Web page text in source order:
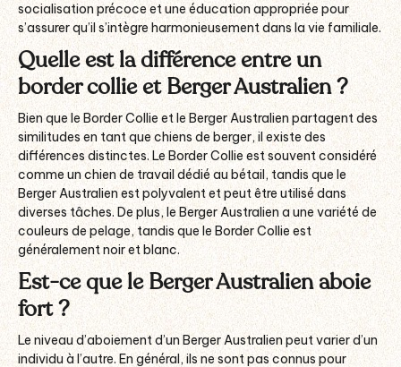
socialisation précoce et une éducation appropriée pour
s’assurer qu’il s’intègre harmonieusement dans la vie familiale.
Quelle est la différence entre un
border collie et Berger Australien ?
Bien que le Border Collie et le Berger Australien partagent des
similitudes en tant que chiens de berger, il existe des
différences distinctes. Le Border Collie est souvent considéré
comme un chien de travail dédié au bétail, tandis que le
Berger Australien est polyvalent et peut être utilisé dans
diverses tâches. De plus, le Berger Australien a une variété de
couleurs de pelage, tandis que le Border Collie est
généralement noir et blanc.
Est-ce que le Berger Australien aboie
fort ?
Le niveau d’aboiement d’un Berger Australien peut varier d’un
individu à l’autre. En général, ils ne sont pas connus pour